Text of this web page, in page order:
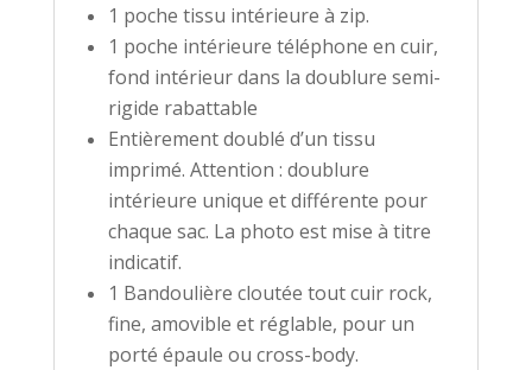
1 poche tissu intérieure à zip.
1 poche intérieure téléphone en cuir,
fond intérieur dans la doublure semi-
rigide rabattable
Entièrement doublé d’un tissu
imprimé. Attention : doublure
intérieure unique et différente pour
chaque sac. La photo est mise à titre
indicatif.
1 Bandoulière cloutée tout cuir rock,
fine, amovible et réglable, pour un
porté épaule ou cross-body.